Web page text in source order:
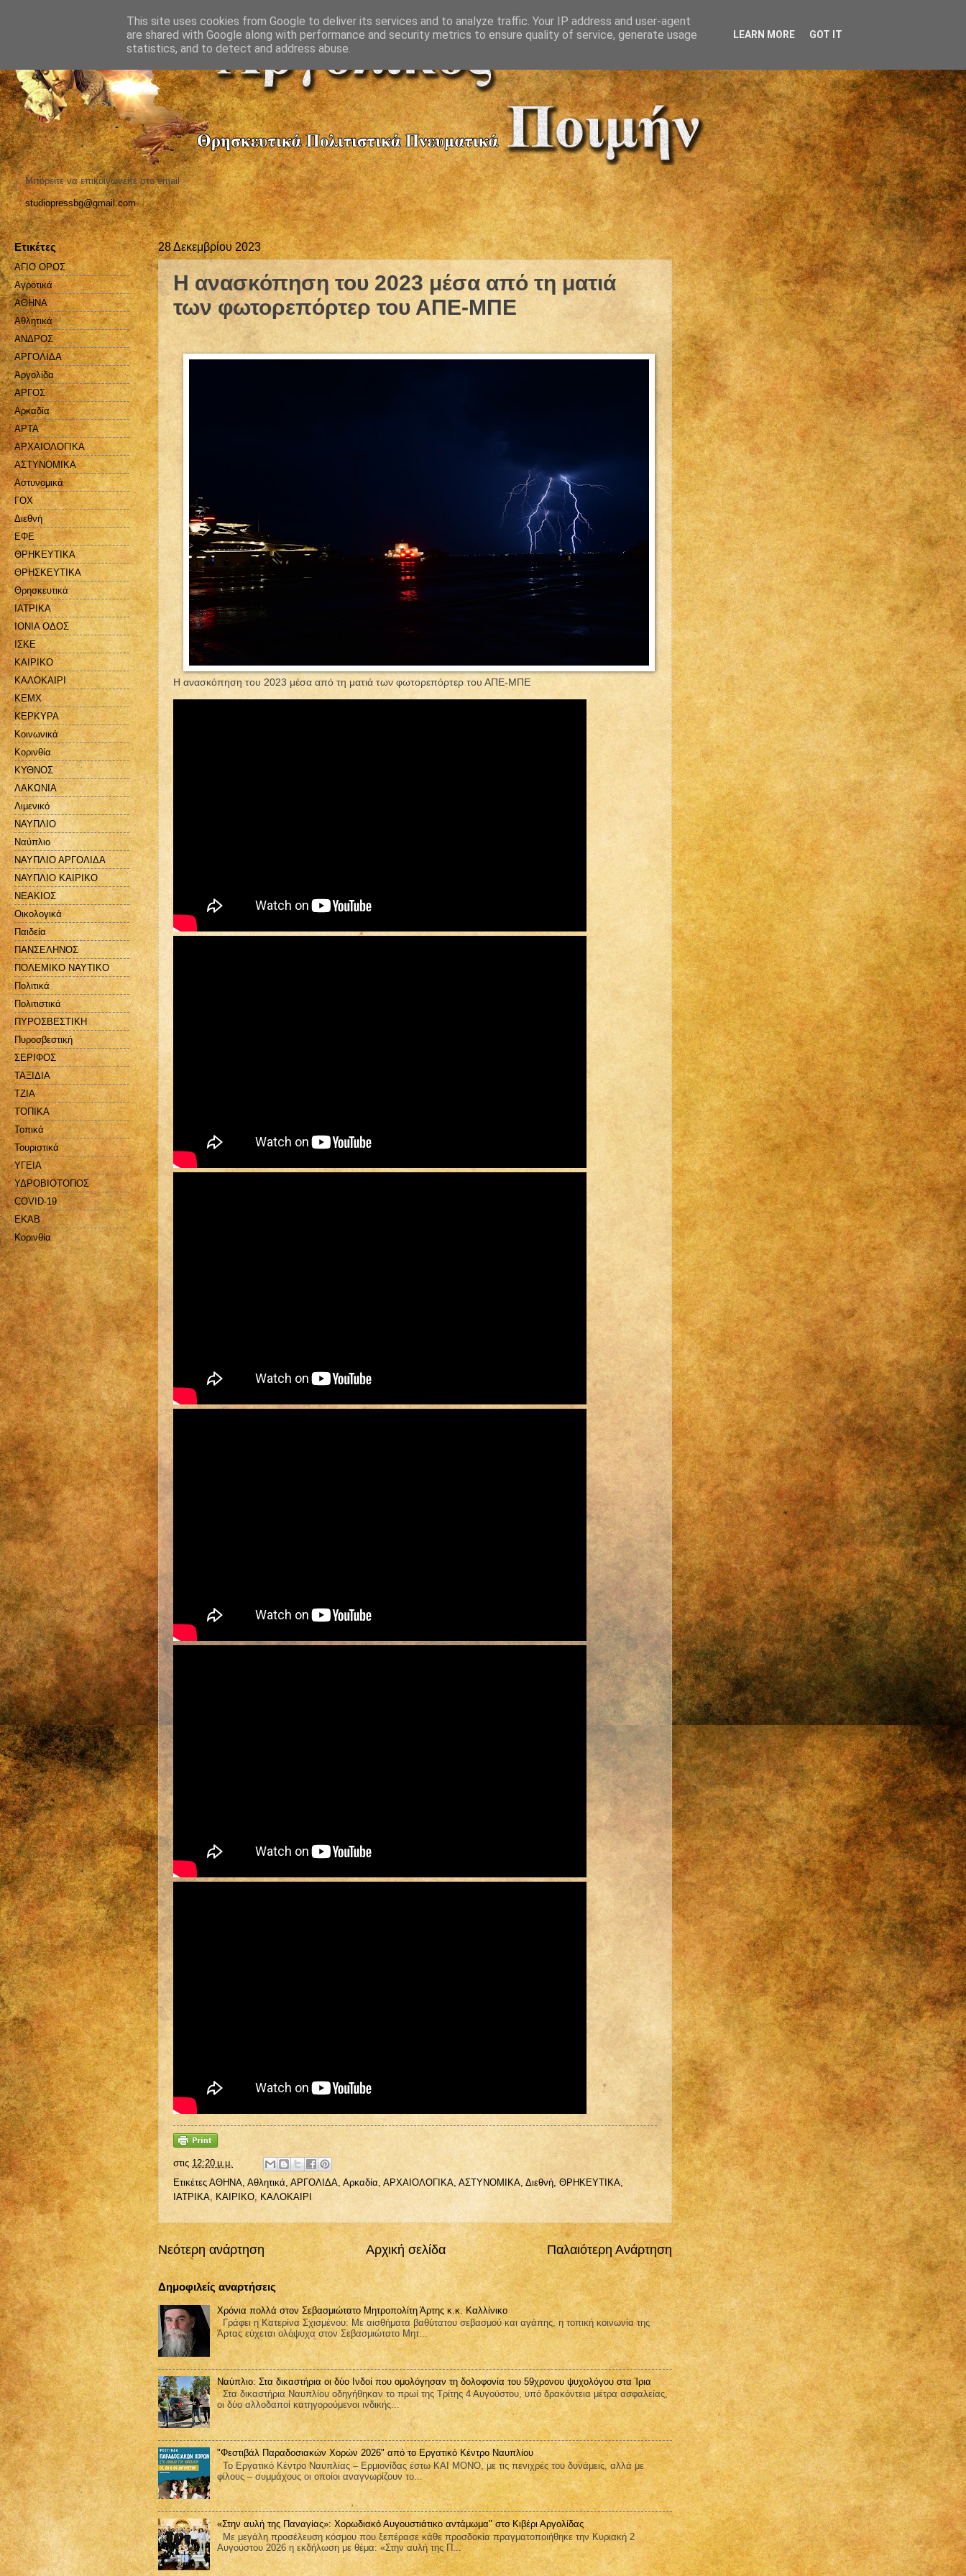
Μπορείτε να επικοινωνείτε στο email
studiopressbg@gmail.com
28 Δεκεμβρίου 2023
Η ανασκόπηση του 2023 μέσα από τη ματιά
των φωτορεπόρτερ του ΑΠΕ-ΜΠΕ
Η ανασκόπηση του 2023 μέσα από τη ματιά των φωτορεπόρτερ του ΑΠΕ-ΜΠΕ
στις 12:20 μ.μ.
Ετικέτες ΑΘΗΝΑ Αθλητικά ΑΡΓΟΛΙΔΑ Αρκαδία ΑΡΧΑΙΟΛΟΓΙΚΑ ΑΣΤΥΝΟΜΙΚΑ Διεθνή ,ΘΡΗΚΕΥΤΙΚΑ
ΙΑΤΡΙΚΑ ΚΑΙΡΙΚΟ , ΚΑΛΟΚΑΙΡΙ
Νεότερη ανάρτηση Παλαιότερη Ανάρτηση
Αρχική σελίδα
Δημοφιλείς αναρτήσεις
Χρόνια πολλά στον Σεβασμιώτατο Μητροπολίτη Άρτης κ.κ. Καλλίνικο
Γράφει η Κατερίνα Σχισμένου: Με αισθήματα βαθύτατου σεβασμού και αγάπης, η τοπική κοινωνία της
Άρτας εύχεται ολόψυχα στον Σεβασμιώτατο Μητ...
Ναύπλιο: Στα δικαστήρια οι δύο Ινδοί που ομολόγησαν τη δολοφονία του 59χρονου ψυχολόγου στα Ίρια
Στα δικαστήρια Ναυπλίου οδηγήθηκαν το πρωί της Τρίτης 4 Αυγούστου, υπό δρακόντεια μέτρα ασφαλείας,
οι δύο αλλοδαποί κατηγορούμενοι ινδικής...
"Φεστιβάλ Παραδοσιακών Χορών 2026" από το Εργατικό Κέντρο Ναυπλίου
Το Εργατικό Κέντρο Ναυπλίας – Ερμιονίδας έστω ΚΑΙ ΜΟΝΟ, με τις πενιχρές του δυνάμεις, αλλά με
φίλους – συμμάχους οι οποίοι αναγνωρίζουν το...
«Στην αυλή της Παναγίας»: Χορωδιακό Αυγουστιάτικο αντάμωμα" στο Κιβέρι Αργολίδας
Με μεγάλη προσέλευση κόσμου που ξεπέρασε κάθε προσδοκία πραγματοποιήθηκε την Κυριακή 2
Αυγούστου 2026 η εκδήλωση με θέμα: «Στην αυλή της Π...
Ετικέτες
ΑΓΙΟ ΟΡΟΣ
Αγροτικά
ΑΘΗΝΑ
Αθλητικά
ΑΝΔΡΟΣ
ΑΡΓΟΛΙΔΑ
Αργολίδα
ΑΡΓΟΣ
Αρκαδία
ΑΡΤΑ
ΑΡΧΑΙΟΛΟΓΙΚΑ
ΑΣΤΥΝΟΜΙΚΑ
Αστυνομικά
ΓΟΧ
Διεθνή
ΕΦΕ
ΘΡΗΚΕΥΤΙΚΑ
ΘΡΗΣΚΕΥΤΙΚΑ
Θρησκευτικά
ΙΑΤΡΙΚΑ
ΙΟΝΙΑ ΟΔΟΣ
ΙΣΚΕ
ΚΑΙΡΙΚΟ
ΚΑΛΟΚΑΙΡΙ
ΚΕΜΧ
ΚΕΡΚΥΡΑ
Κοινωνικά
Κορινθία
ΚΥΘΝΟΣ
ΛΑΚΩΝΙΑ
Λιμενικό
ΝΑΥΠΛΙΟ
Ναύπλιο
ΝΑΥΠΛΙΟ ΑΡΓΟΛΙΔΑ
ΝΑΥΠΛΙΟ ΚΑΙΡΙΚΟ
ΝΕΑΚΙΟΣ
Οικολογικά
Παιδεία
ΠΑΝΣΕΛΗΝΟΣ
ΠΟΛΕΜΙΚΟ ΝΑΥΤΙΚΟ
Πολιτικά
Πολιτιστικά
ΠΥΡΟΣΒΕΣΤΙΚΗ
Πυροσβεστική
ΣΕΡΙΦΟΣ
ΤΑΞΙΔΙΑ
ΤΖΙΑ
ΤΟΠΙΚΑ
Τοπικά
Τουριστικά
ΥΓΕΙΑ
ΥΔΡΟΒΙΟΤΟΠΟΣ
COVID-19
EKAB
Kορινθία
This site uses cookies from Google to deliver its services and to analyze traffic. Your IP address and user-agent
are shared with Google along with performance and security metrics to ensure quality of service, generate usage
statistics, and to detect and address abuse.
LEARN MORE GOT IT